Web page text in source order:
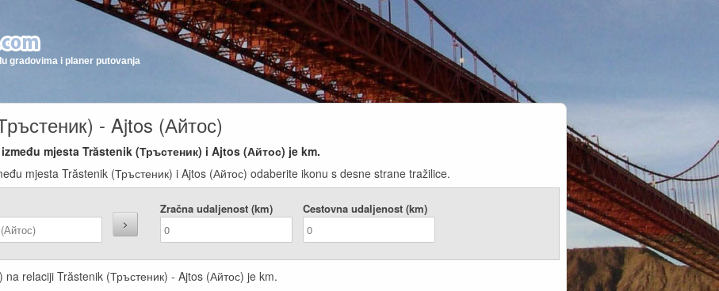
gradovima i planer putovanja
- Ajtos (Айтос)
mjesta Trăstenik (Тръстеник) i Ajtos (Айтос) je km.
mjesta Trăstenik (Тръстеник) i Ajtos (Айтос) odaberite ikonu s desne strane tražilice.
Zračna udaljenost (km) Cestovna udaljenost (km)
relaciji Trăstenik (Тръстеник) - Ajtos (Айтос) je km.